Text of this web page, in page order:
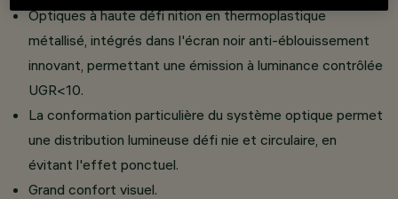
Optiques à haute défi nition en thermoplastique
métallisé, intégrés dans l'écran noir anti-éblouissement
innovant, permettant une émission à luminance contrôlée
UGR<10.
La conformation particulière du système optique permet
une distribution lumineuse défi nie et circulaire, en
évitant l'effet ponctuel.
Grand confort visuel.